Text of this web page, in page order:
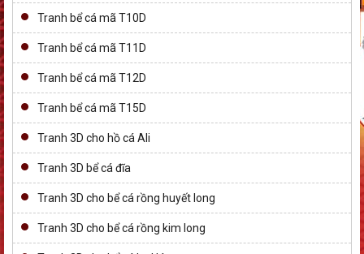
Tranh bể cá mã T10D
Tranh bể cá mã T11D
Tranh bể cá mã T12D
Tranh bể cá mã T15D
Tranh 3D cho hồ cá Ali
Tranh 3D bể cá đĩa
Tranh 3D cho bể cá rồng huyết long
Tranh 3D cho bể cá rồng kim long